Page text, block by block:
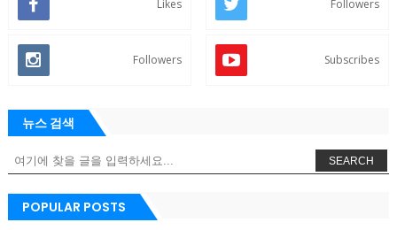
Likes Followers
Followers Subscribes
뉴스 검색
SEARCH
POPULAR POSTS